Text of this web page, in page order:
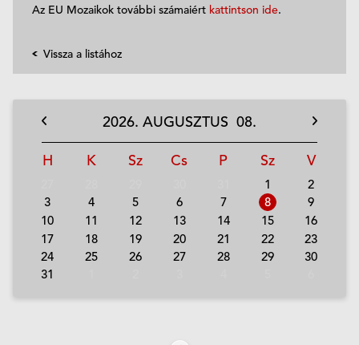
Az EU Mozaikok további számaiért kattintson ide.
Vissza a listához
2026. AUGUSZTUS 08.
H K Sz Cs P Sz V
1
2
3
4 5 6 7 8
9
10
11 12 13 14 15
16
17
18 19 20 21 22
23
24
25 26 27 28 29
30
31